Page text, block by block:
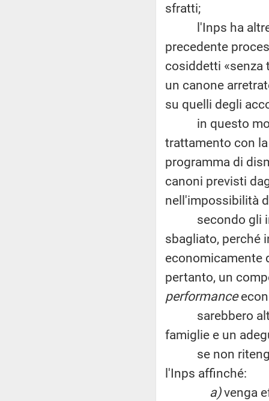
sfratti;
l'Inps ha altresì
precedente
cosiddetti «senza
un canone
su quelli degli
in questo
trattamento con
programma di
canoni previsti
nell'impossibilità
secondo gli
sbagliato, perché
economicamente
pertanto, un
performance
sarebbero altre
famiglie e un
se non ritenga
l'Inps affinché:
a)venga